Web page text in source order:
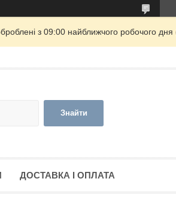
з 09:00 найближчого робочого дня
Знайти
ДОСТАВКА І ОПЛАТА